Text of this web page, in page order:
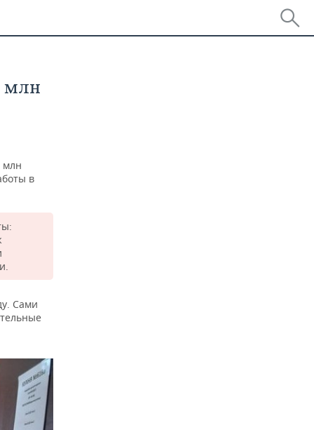
млн
млн
в
Сами